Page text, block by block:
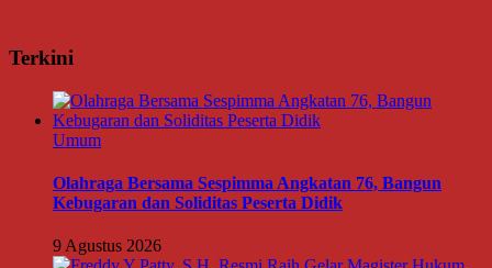
Terkini
Umum
Olahraga Bersama Sespimma Angkatan 76, Bangun
Kebugaran dan Soliditas Peserta Didik
9 Agustus 2026